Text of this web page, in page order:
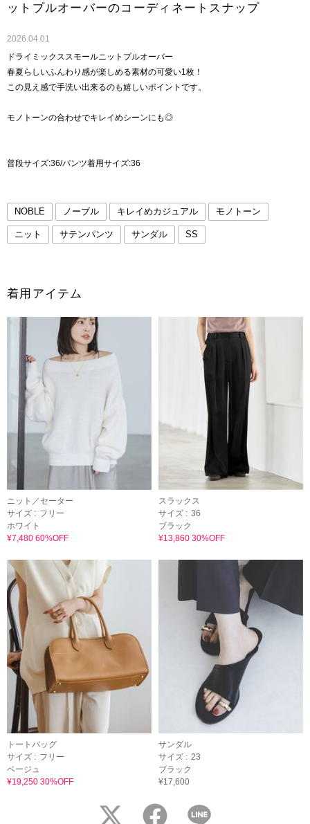
ットプルオーバーのコーディネートスナップ
2026.04.01
ドライミックススモールニットプルオーバー
春夏らしいふんわり感が楽しめる素材の可愛い1枚！
この見え感で手洗い出来るのも嬉しいポイントです。
モノトーンの合わせでキレイめシーンにも◎
普段サイズ:36/パンツ着用サイズ:36
NOBLE ノーブル キレイめカジュアル モノトーン
ニット サテンパンツ サンダル SS
着用アイテム
ニット／セーター
サイズ : フリー
ホワイト
¥7,480 60%OFF
スラックス
サイズ : 36
ブラック
¥13,860 30%OFF
トートバッグ
サイズ : フリー
ベージュ
¥19,250 30%OFF
サンダル
サイズ : 23
ブラック
¥17,600
twitter facebook